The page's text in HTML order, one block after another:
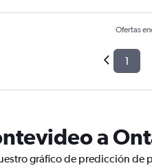
Ofertas
1
a
gráfico de predicción de